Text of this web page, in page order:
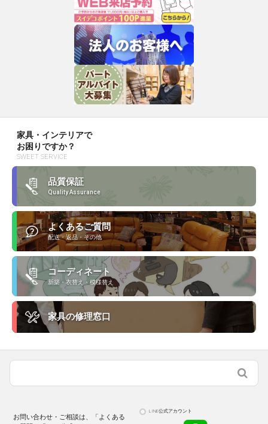
家具・インテリアで
お困りですか？
SWEET SERVICE
品質保証
Quality Assurance
よくあるご質問
配送・返品・その他
コーディネート
新築・衣替え・模様替え
家具の修理窓口
お問い合わせ・ご相談は、「よくある
LINE公式アカウント